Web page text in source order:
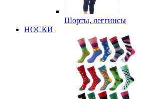
Шорты, леггинсы
НОСКИ